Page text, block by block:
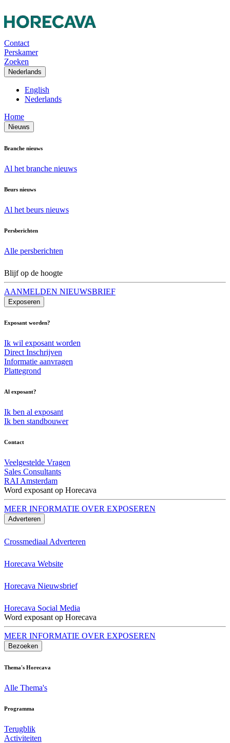
Contact
Perskamer
Zoeken
Nederlands
English
Nederlands
Home
Nieuws
Branche nieuws
Al het branche nieuws
Beurs nieuws
Al het beurs nieuws
Persberichten
Alle persberichten
Blijf op de hoogte
AANMELDEN NIEUWSBRIEF
Exposeren
Exposant worden?
Ik wil exposant worden
Direct Inschrijven
Informatie aanvragen
Plattegrond
Al exposant?
Ik ben al exposant
Ik ben standbouwer
Contact
Veelgestelde Vragen
Sales Consultants
RAI Amsterdam
Word exposant op Horecava
MEER INFORMATIE OVER EXPOSEREN
Adverteren
Crossmediaal Adverteren
Horecava Website
Horecava Nieuwsbrief
Horecava Social Media
Word exposant op Horecava
MEER INFORMATIE OVER EXPOSEREN
Bezoeken
Thema's Horecava
Alle Thema's
Programma
Terugblik
Activiteiten